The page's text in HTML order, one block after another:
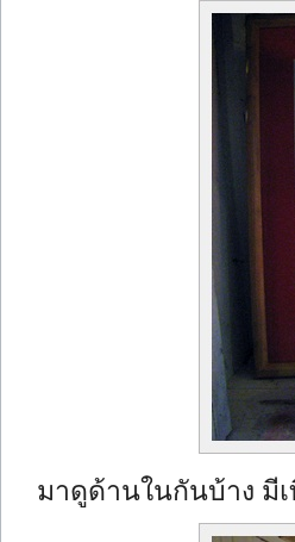
มาดูด้านในกันบ้าง มี